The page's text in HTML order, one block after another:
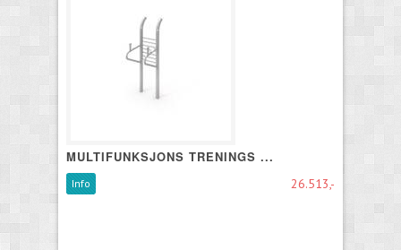
MULTIFUNKSJONS TRENINGS ...
26.513,-
Info